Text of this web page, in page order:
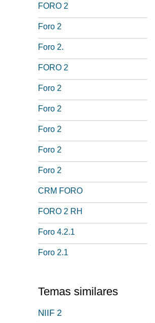
FORO 2
Foro 2
Foro 2.
FORO 2
Foro 2
Foro 2
Foro 2
Foro 2
Foro 2
CRM FORO
FORO 2 RH
Foro 4.2.1
Foro 2.1
Temas similares
NIIF 2